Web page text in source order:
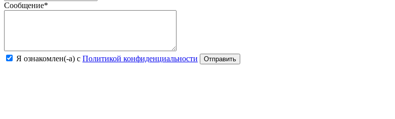
Сообщение*
Я ознакомлен(-а) с Политикой конфиденциальности